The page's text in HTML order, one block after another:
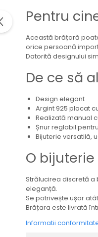
Pentru
Această brățară
orice persoană
Datorită designului
De ce să
Design elegant
Argint 925 placat
Realizată manual
Șnur reglabil
Bijuterie versatilă,
O
Strălucirea discretă a
eleganță.
Se potrivește ușor
Brățara este livrată
Informatii